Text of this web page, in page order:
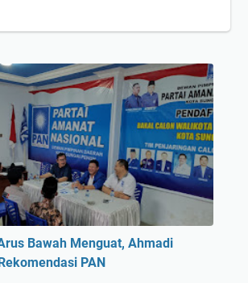
Bawah Menguat, Ahmadi
PAN